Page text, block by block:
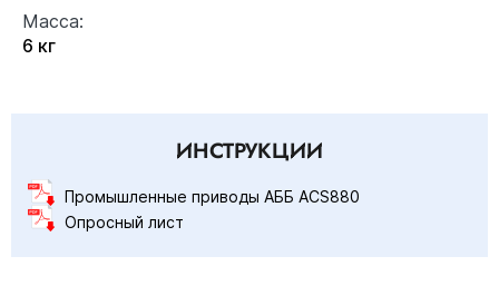
Масса:
6 кг
ИНСТРУКЦИИ
Промышленные приводы АББ ACS880
Опросный лист